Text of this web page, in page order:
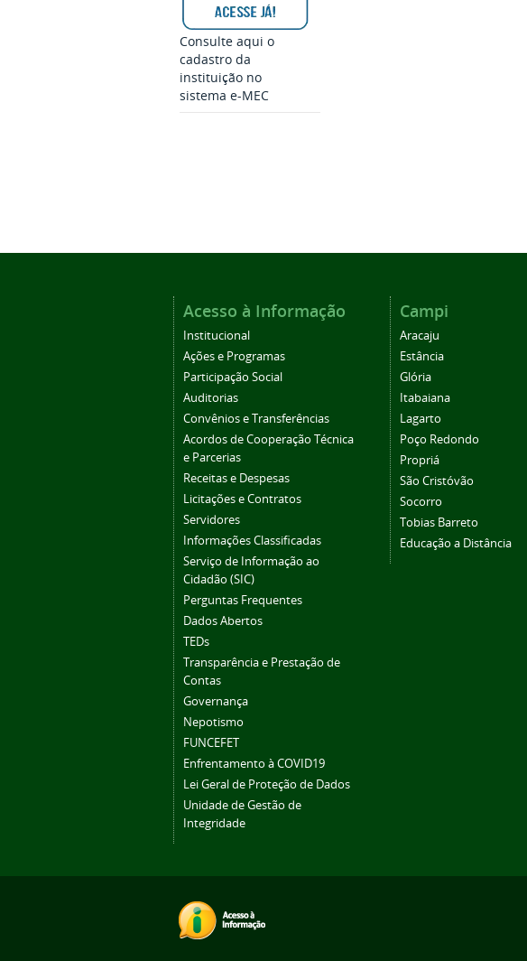
Consulte aqui o
cadastro da
instituição no
sistema e-MEC
Acesso à Informação
Institucional
Ações e Programas
Participação Social
Auditorias
Convênios e Transferências
Acordos de Cooperação Técnica
e Parcerias
Receitas e Despesas
Licitações e Contratos
Servidores
Informações Classificadas
Serviço de Informação ao
Cidadão (SIC)
Perguntas Frequentes
Dados Abertos
TEDs
Transparência e Prestação de
Contas
Governança
Nepotismo
FUNCEFET
Enfrentamento à COVID19
Lei Geral de Proteção de Dados
Unidade de Gestão de
Integridade
Campi
Aracaju
Estância
Glória
Itabaiana
Lagarto
Poço Redondo
Propriá
São Cristóvão
Socorro
Tobias Barreto
Educação a Distância